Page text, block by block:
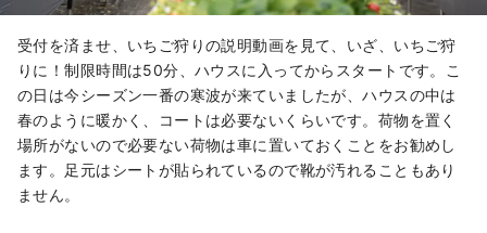
受付を済ませ、いちご狩りの説明動画を見て、いざ、いちご狩
りに！制限時間は50分、ハウスに入ってからスタートです。こ
の日は今シーズン一番の寒波が来ていましたが、ハウスの中は
春のように暖かく、コートは必要ないくらいです。荷物を置く
場所がないので必要ない荷物は車に置いておくことをお勧めし
ます。足元はシートが貼られているので靴が汚れることもあり
ません。